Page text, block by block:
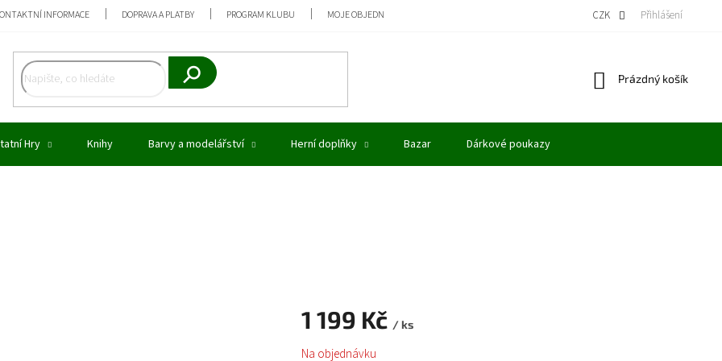
INFORMACE DOPRAVA A PLATBY PROGRAM KLUBU MOJE OBJEDNÁVKA VÝKUP MODELŮ
CZK Přihlášení
Hledat
Nákupní
Prázdný košík
Hry Knihy Barvy a modelářství Herní doplňky Bazar Dárkové poukazy
1 199 Kč / ks
Měrná
Na objednávku